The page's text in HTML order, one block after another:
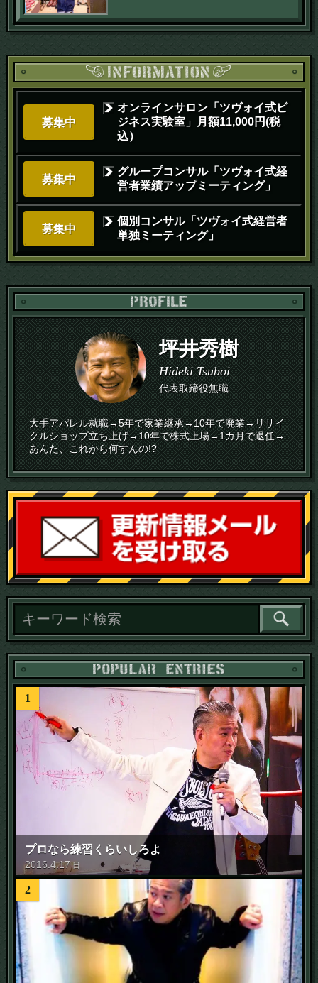
募集中
オンラインサロン「ツヴォイ式ビ
ジネス実験室」月額11,000円(税
込）
募集中
グループコンサル「ツヴォイ式経
営者業績アップミーティング」
募集中
個別コンサル「ツヴォイ式経営者
単独ミーティング」
坪井秀樹
Hideki Tsuboi
代表取締役無職
大手アパレル就職→5年で家業継承→10年で廃業→リサイ
クルショップ立ち上げ→10年で株式上場→1カ月で退任→
あんた、これから何すんの!?
読
1
プロなら練習くらいしろよ
2016 .4.17 日
2